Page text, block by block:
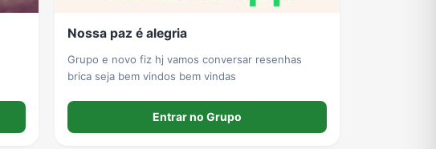
Nossa paz é alegria
Grupo e novo fiz hj vamos conversar resenhas
brica seja bem vindos bem vindas
Entrar no Grupo